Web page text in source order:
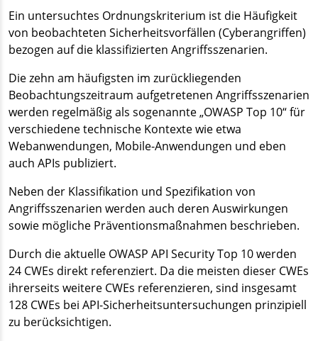
Ein untersuchtes Ordnungskriterium ist die Häufigkeit
von beobachteten Sicherheitsvorfällen (Cyberangriffen)
bezogen auf die klassifizierten Angriffsszenarien.
Die zehn am häufigsten im zurückliegenden
Beobachtungszeitraum aufgetretenen Angriffsszenarien
werden regelmäßig als sogenannte „OWASP Top 10“ für
verschiedene technische Kontexte wie etwa
Webanwendungen, Mobile-Anwendungen und eben
auch APIs publiziert.
Neben der Klassifikation und Spezifikation von
Angriffsszenarien werden auch deren Auswirkungen
sowie mögliche Präventionsmaßnahmen beschrieben.
Durch die aktuelle OWASP API Security Top 10 werden
24 CWEs direkt referenziert. Da die meisten dieser CWEs
ihrerseits weitere CWEs referenzieren, sind insgesamt
128 CWEs bei API-Sicherheitsuntersuchungen prinzipiell
zu berücksichtigen.